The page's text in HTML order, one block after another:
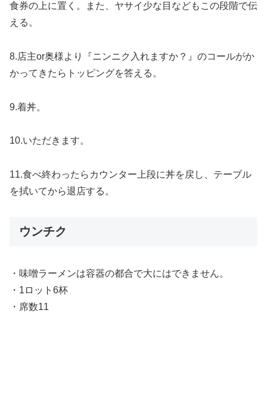
食券の上に置く。また、ヤサイ少な目などもこの段階で伝
える。
8.店主or奥様より『ニンニク入れますか？』のコールがか
かってきたらトッピングを答える。
9.着丼。
10.いただきます。
11.食べ終わったらカウンター上段に丼を戻し、テーブル
を拭いてから退店する。
ウンチク
・味噌ラーメンは容器の都合で大にはできません。
・1ロット6杯
・席数11